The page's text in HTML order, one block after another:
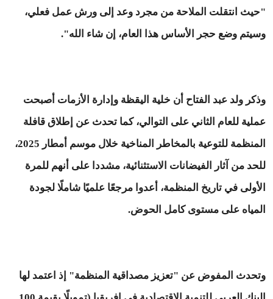
"حيث انتقلت الملاحة من مجرد وعد إلى ورش عمل فعلي،
وسيتم وضع حجر الأساس هذا العام، إن شاء الله".
وذكر ولد عبد الفتاح أن خلية اليقظة وإدارة الأزمات أصبحت
عملية للعام الثاني على التوالي، كما تحدث عن إطلاق قافلة
المنظمة للتوعية بالمخاطر المناخية خلال موسم أمطار 2025،
للحد من آثار الفيضانات الاستثنائية، مشددا على أنهم للمرة
الأولى في تاريخ المنظمة، أعدوا مرجعًا علميًا شاملًا لجودة
المياه على مستوى كامل الحوض.
وتحدث المفوض عن "تعزيز مصداقية المنظمة" إذ اعتمد لها